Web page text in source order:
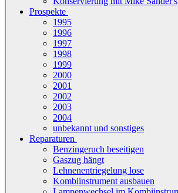
Prospekte
1995
1996
1997
1998
1999
2000
2001
2002
2003
2004
unbekannt und sonstiges
Reparaturen
Benzingeruch beseitigen
Gaszug hängt
Lehnenentriegelung lose
Kombiinstrument ausbauen